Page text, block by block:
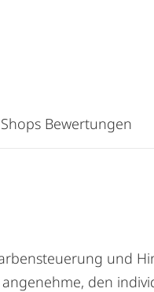
und
den
Bewertungen